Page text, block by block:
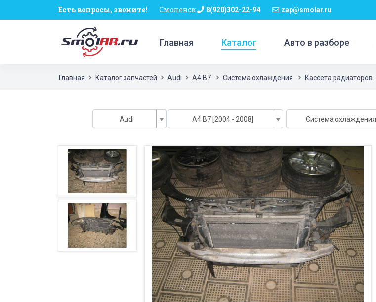
Есть вопросы, звоните! Смоленск 8(920)302-22-94 zap@smolar.ru
Главная Каталог Авто в разборе
Главная Каталог запчастей Audi A4 B7 Система охлаждения Кассета радиаторов
Audi A4 B7 [2004 - 2008] Система охлаждения